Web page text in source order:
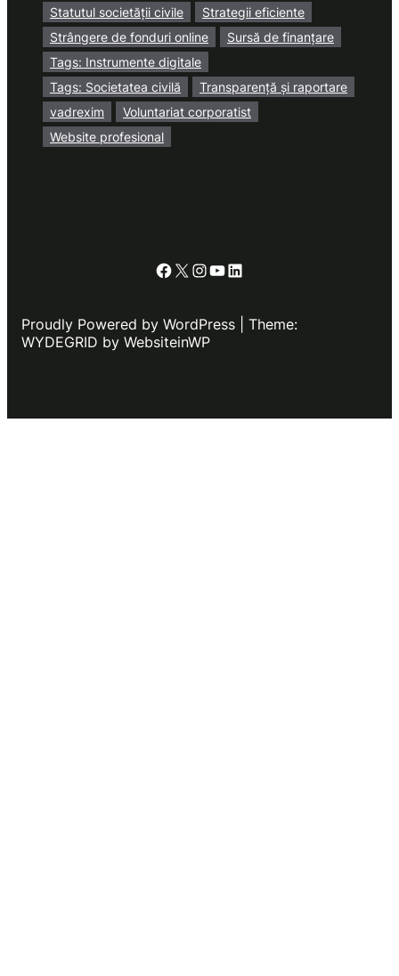
Statutul societății civile
Strategii eficiente
Strângere de fonduri online
Sursă de finanțare
Tags: Instrumente digitale
Tags: Societatea civilă
Transparență și raportare
vadrexim
Voluntariat corporatist
Website profesional
Facebook
X Instagram
YouTube
LinkedIn
Proudly Powered by WordPress | Theme:
WYDEGRID by WebsiteinWP